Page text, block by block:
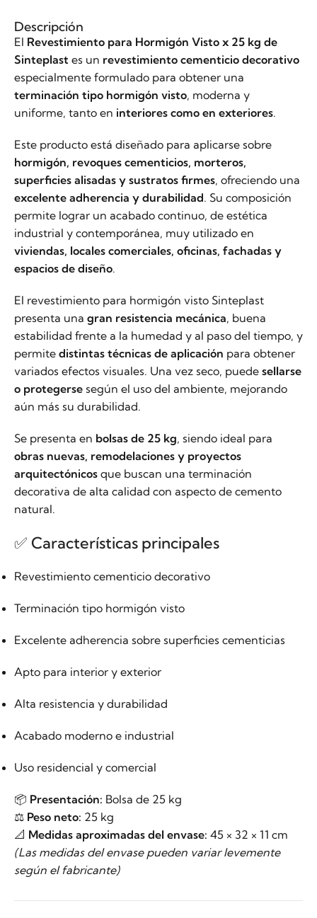
Descripción
El Revestimiento para Hormigón Visto x 25 kg de
Sinteplast es un revestimiento cementicio decorativo
especialmente formulado para obtener una
terminación tipo hormigón visto, moderna y
uniforme, tanto en interiores como en exteriores.
Este producto está diseñado para aplicarse sobre
hormigón, revoques cementicios, morteros,
superficies alisadas y sustratos firmes, ofreciendo una
excelente adherencia y durabilidad. Su composición
permite lograr un acabado continuo, de estética
industrial y contemporánea, muy utilizado en
viviendas, locales comerciales, oficinas, fachadas y
espacios de diseño.
El revestimiento para hormigón visto Sinteplast
presenta una gran resistencia mecánica, buena
estabilidad frente a la humedad y al paso del tiempo, y
permite distintas técnicas de aplicación para obtener
variados efectos visuales. Una vez seco, puede sellarse
o protegerse según el uso del ambiente, mejorando
aún más su durabilidad.
Se presenta en bolsas de 25 kg, siendo ideal para
obras nuevas, remodelaciones y proyectos
arquitectónicos que buscan una terminación
decorativa de alta calidad con aspecto de cemento
natural.
✅ Características principales
Revestimiento cementicio decorativo
Terminación tipo hormigón visto
Excelente adherencia sobre superficies cementicias
Apto para interior y exterior
Alta resistencia y durabilidad
Acabado moderno e industrial
Uso residencial y comercial
📦 Presentación: Bolsa de 25 kg
⚖️ Peso neto: 25 kg
📐 Medidas aproximadas del envase: 45 × 32 × 11 cm
(Las medidas del envase pueden variar levemente
según el fabricante)